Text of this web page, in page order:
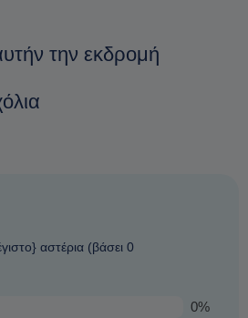
την εκδρομή
αστέρια (βάσει 0
0%